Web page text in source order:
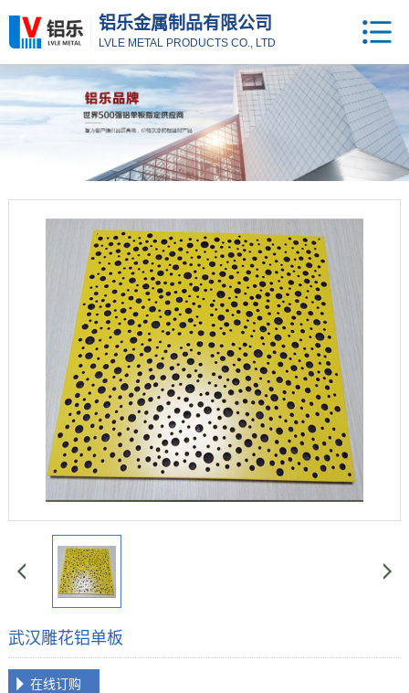
铝乐金属制品有限公司
LVLE METAL PRODUCTS CO., LTD
武汉雕花铝单板
在线订购